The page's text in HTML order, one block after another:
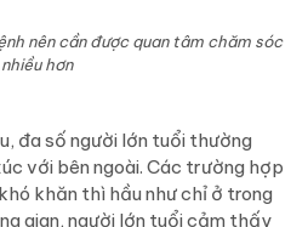
nên cần được quan tâm chăm sóc
nhiều hơn
đa số người lớn tuổi thường
với bên ngoài. Các trường hợp
khăn thì hầu như chỉ ở trong
gian, người lớn tuổi cảm thấy